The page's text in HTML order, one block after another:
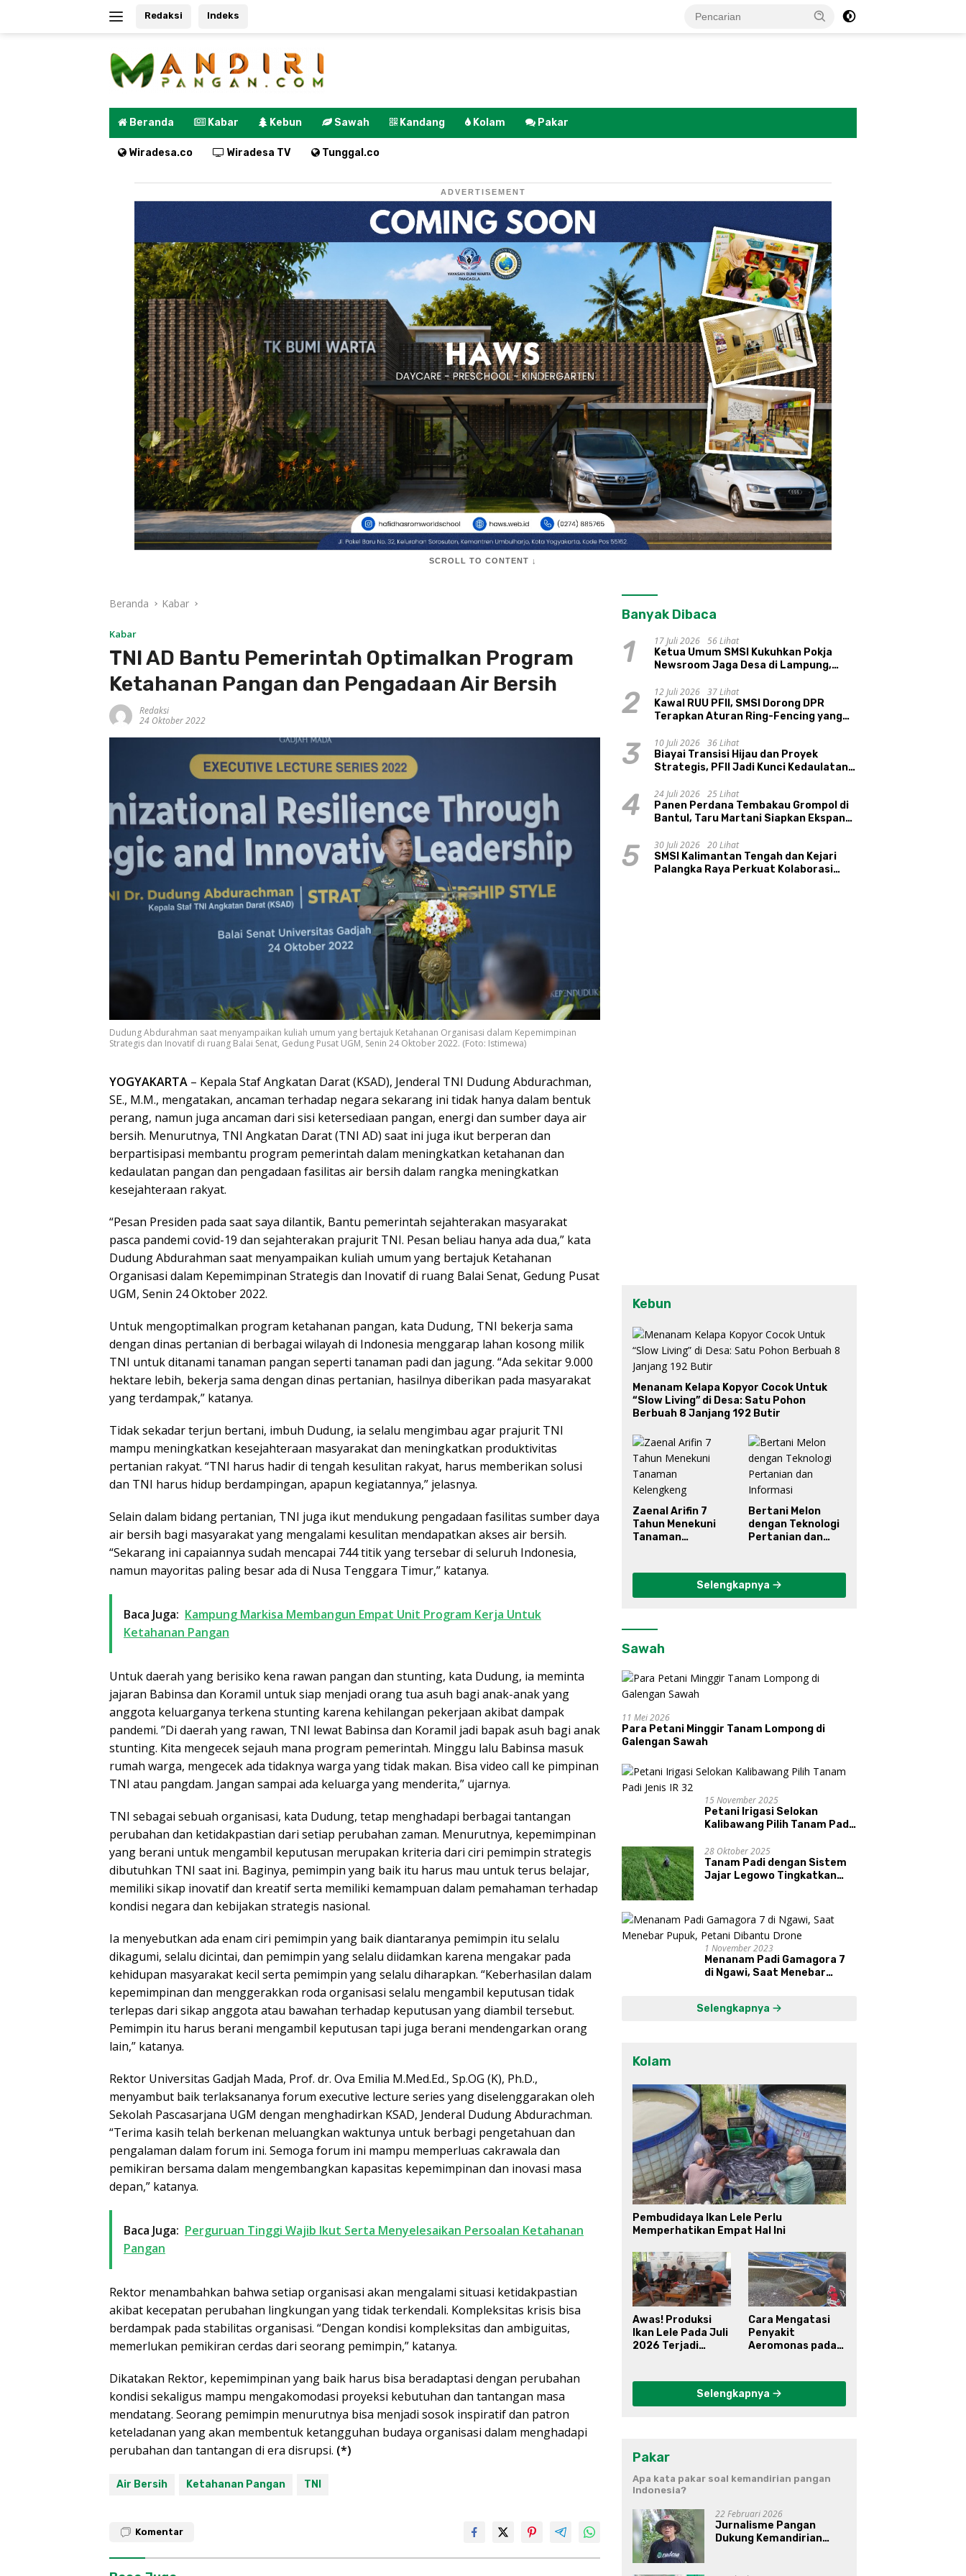
Redaksi Indeks
Beranda Kabar Kebun Sawah Kandang Kolam Pakar
Wiradesa.co Wiradesa TV Tunggal.co
ADVERTISEMENT
SCROLL TO CONTENT ↓
Beranda Kabar
Kabar
TNI AD Bantu Pemerintah Optimalkan Program
Ketahanan Pangan dan Pengadaan Air Bersih
Redaksi
24 Oktober 2022
Dudung Abdurahman saat menyampaikan kuliah umum yang bertajuk Ketahanan Organisasi dalam Kepemimpinan
Strategis dan Inovatif di ruang Balai Senat, Gedung Pusat UGM, Senin 24 Oktober 2022. (Foto: Istimewa)
YOGYAKARTA – Kepala Staf Angkatan Darat (KSAD), Jenderal TNI Dudung Abdurachman,
SE., M.M., mengatakan, ancaman terhadap negara sekarang ini tidak hanya dalam bentuk
perang, namun juga ancaman dari sisi ketersediaan pangan, energi dan sumber daya air
bersih. Menurutnya, TNI Angkatan Darat (TNI AD) saat ini juga ikut berperan dan
berpartisipasi membantu program pemerintah dalam meningkatkan ketahanan dan
kedaulatan pangan dan pengadaan fasilitas air bersih dalam rangka meningkatkan
kesejahteraan rakyat.
“Pesan Presiden pada saat saya dilantik, Bantu pemerintah sejahterakan masyarakat
pasca pandemi covid-19 dan sejahterakan prajurit TNI. Pesan beliau hanya ada dua,” kata
Dudung Abdurahman saat menyampaikan kuliah umum yang bertajuk Ketahanan
Organisasi dalam Kepemimpinan Strategis dan Inovatif di ruang Balai Senat, Gedung Pusat
UGM, Senin 24 Oktober 2022.
Untuk mengoptimalkan program ketahanan pangan, kata Dudung, TNI bekerja sama
dengan dinas pertanian di berbagai wilayah di Indonesia menggarap lahan kosong milik
TNI untuk ditanami tanaman pangan seperti tanaman padi dan jagung. “Ada sekitar 9.000
hektare lebih, bekerja sama dengan dinas pertanian, hasilnya diberikan pada masyarakat
yang terdampak,” katanya.
Tidak sekadar terjun bertani, imbuh Dudung, ia selalu mengimbau agar prajurit TNI
mampu meningkatkan kesejahteraan masyarakat dan meningkatkan produktivitas
pertanian rakyat. “TNI harus hadir di tengah kesulitan rakyat, harus memberikan solusi
dan TNI harus hidup berdampingan, apapun kegiatannya,” jelasnya.
Selain dalam bidang pertanian, TNI juga ikut mendukung pengadaan fasilitas sumber daya
air bersih bagi masyarakat yang mengalami kesulitan mendapatkan akses air bersih.
“Sekarang ini capaiannya sudah mencapai 744 titik yang tersebar di seluruh Indonesia,
namun mayoritas paling besar ada di Nusa Tenggara Timur,” katanya.
Baca Juga: Kampung Markisa Membangun Empat Unit Program Kerja Untuk
Ketahanan Pangan
Untuk daerah yang berisiko kena rawan pangan dan stunting, kata Dudung, ia meminta
jajaran Babinsa dan Koramil untuk siap menjadi orang tua asuh bagi anak-anak yang
anggota keluarganya terkena stunting karena kehilangan pekerjaan akibat dampak
pandemi. ”Di daerah yang rawan, TNI lewat Babinsa dan Koramil jadi bapak asuh bagi anak
stunting. Kita mengecek sejauh mana program pemerintah. Minggu lalu Babinsa masuk
rumah warga, mengecek ada tidaknya warga yang tidak makan. Bisa video call ke pimpinan
TNI atau pangdam. Jangan sampai ada keluarga yang menderita,” ujarnya.
TNI sebagai sebuah organisasi, kata Dudung, tetap menghadapi berbagai tantangan
perubahan dan ketidakpastian dari setiap perubahan zaman. Menurutnya, kepemimpinan
yang berani untuk mengambil keputusan merupakan kriteria dari ciri pemimpin strategis
dibutuhkan TNI saat ini. Baginya, pemimpin yang baik itu harus mau untuk terus belajar,
memiliki sikap inovatif dan kreatif serta memiliki kemampuan dalam pemahaman terhadap
kondisi negara dan kebijakan strategis nasional.
Ia menyebutkan ada enam ciri pemimpin yang baik diantaranya pemimpin itu selalu
dikagumi, selalu dicintai, dan pemimpin yang selalu diidamkan karena mengakar pada
kehidupan masyarakat kecil serta pemimpin yang selalu diharapkan. “Keberhasilan dalam
kepemimpinan dan menggerakkan roda organisasi selalu mengambil keputusan tidak
terlepas dari sikap anggota atau bawahan terhadap keputusan yang diambil tersebut.
Pemimpin itu harus berani mengambil keputusan tapi juga berani mendengarkan orang
lain,” katanya.
Rektor Universitas Gadjah Mada, Prof. dr. Ova Emilia M.Med.Ed., Sp.OG (K), Ph.D.,
menyambut baik terlaksananya forum executive lecture series yang diselenggarakan oleh
Sekolah Pascasarjana UGM dengan menghadirkan KSAD, Jenderal Dudung Abdurachman.
“Terima kasih telah berkenan meluangkan waktunya untuk berbagi pengetahuan dan
pengalaman dalam forum ini. Semoga forum ini mampu memperluas cakrawala dan
pemikiran bersama dalam mengembangkan kapasitas kepemimpinan dan inovasi masa
depan,” katanya.
Baca Juga: Perguruan Tinggi Wajib Ikut Serta Menyelesaikan Persoalan Ketahanan
Pangan
Rektor menambahkan bahwa setiap organisasi akan mengalami situasi ketidakpastian
akibat kecepatan perubahan lingkungan yang tidak terkendali. Kompleksitas krisis bisa
berdampak pada stabilitas organisasi. “Dengan kondisi kompleksitas dan ambiguitas,
memerlukan pemikiran cerdas dari seorang pemimpin,” katanya.
Dikatakan Rektor, kepemimpinan yang baik harus bisa beradaptasi dengan perubahan
kondisi sekaligus mampu mengakomodasi proyeksi kebutuhan dan tantangan masa
mendatang. Seorang pemimpin menurutnya bisa menjadi sosok inspiratif dan patron
keteladanan yang akan membentuk ketangguhan budaya organisasi dalam menghadapi
perubahan dan tantangan di era disrupsi. (*)
Air Bersih Ketahanan Pangan TNI
Komentar
Banyak Dibaca
1 17 Juli 2026
56 Lihat
Ketua Umum SMSI Kukuhkan Pokja
Newsroom Jaga Desa di Lampung,
Desa
2 12 Juli 2026
37 Lihat
Kawal RUU PFII, SMSI Dorong DPR
Terapkan Aturan Ring-Fencing yang
3 10 Juli 2026
36 Lihat
Biayai Transisi Hijau dan Proyek
Strategis, PFII Jadi Kunci Kedaulatan
4 24 Juli 2026
25 Lihat
Panen Perdana Tembakau Grompol di
Bantul, Taru Martani Siapkan Ekspansi
5 30 Juli 2026
20 Lihat
SMSI Kalimantan Tengah dan Kejari
Palangka Raya Perkuat Kolaborasi
Kebun
Menanam Kelapa Kopyor Cocok Untuk
“Slow Living” di Desa: Satu Pohon
Berbuah 8 Janjang 192 Butir
Zaenal Arifin 7
Tahun Menekuni
Tanaman
Bertani Melon
dengan Teknologi
Pertanian dan
Selengkapnya
Sawah
11 Mei 2026
Para Petani Minggir Tanam Lompong di
Galengan Sawah
15 November 2025
Petani Irigasi Selokan
Kalibawang Pilih Tanam Padi
28 Oktober 2025
Tanam Padi dengan Sistem
Jajar Legowo Tingkatkan
1 November 2023
Menanam Padi Gamagora 7
di Ngawi, Saat Menebar
Selengkapnya
Kolam
Pembudidaya Ikan Lele Perlu
Memperhatikan Empat Hal Ini
Awas! Produksi
Ikan Lele Pada Juli
2026 Terjadi
Cara Mengatasi
Penyakit
Aeromonas pada
Selengkapnya
Pakar
Apa kata pakar soal kemandirian pangan
Indonesia?
22 Februari 2026
Jurnalisme Pangan
Dukung Kemandirian